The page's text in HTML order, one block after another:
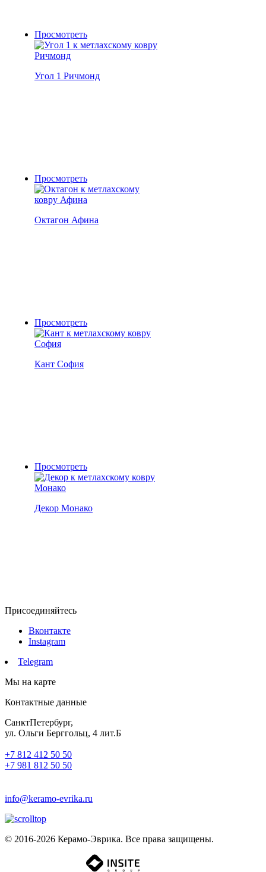
Просмотреть
Угол 1 Ричмонд
Просмотреть
Октагон Афина
Просмотреть
Кант София
Просмотреть
Декор Монако
Присоединяйтесь
Вконтакте
Instagram
Telegram
Мы на карте
Контактные данные
СанктПетербург,
ул. Ольги Берггольц, 4 лит.Б
+7 812 412 50 50
+7 981 812 50 50
info@keramo-evrika.ru
© 2016-2026 Керамо-Эврика. Все права защищены.